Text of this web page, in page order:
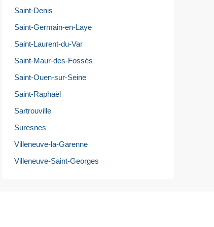
Saint-Denis
Saint-Germain-en-Laye
Saint-Laurent-du-Var
Saint-Maur-des-Fossés
Saint-Ouen-sur-Seine
Saint-Raphaël
Sartrouville
Suresnes
Villeneuve-la-Garenne
Villeneuve-Saint-Georges